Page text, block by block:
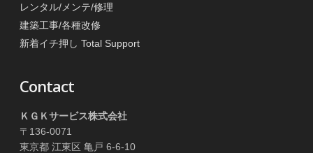
レンタル/メンテ/修理
建築工事/各種改修
新着イチ押し Total Support
Contact
ＫＧＫサービス株式会社
〒136-0071
東京都 江東区 亀戸 6-6-10